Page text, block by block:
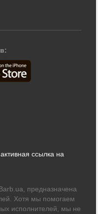
ссылка на
предназначена
Хотя мы помогаем
исполнителей, мы не